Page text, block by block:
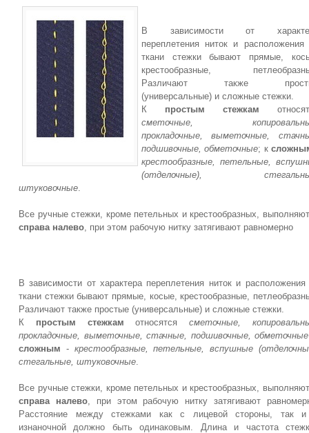
В зависимости от
переплетения ниток и расположения
ткани стежки бывают прямые,
крестообразные,
Различают также
(универсальные) и сложные стежки.
К простым стежкам
сметочные,
прокладочные, выметочные,
подшивочные, обметочные; к
крестообразные, петельные,
(отделочные),
штуковочные.
Все ручные стежки, кроме петельных и крестообразных,
справа налево, при этом рабочую нитку затягивают равномерно
В зависимости от характера переплетения ниток и расположения
ткани стежки бывают прямые, косые, крестообразные,
Различают также простые (универсальные) и сложные стежки.
К простым стежкам относятсясметочные,
прокладочные, выметочные, стачные, подшивочные, обметочные
сложным - крестообразные, петельные, вспушные
стегальные, штуковочные.
Все ручные стежки, кроме петельных и крестообразных,
справа налево, при этом рабочую нитку затягивают
Расстояние между стежками как с лицевой стороны, так
изнаночной должно быть одинаковым. Длина и частота